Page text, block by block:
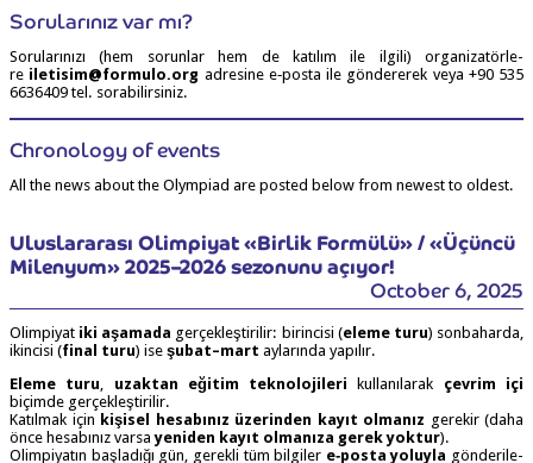
Soru­la­rı­nız var mı?
Soru­la­rı­nı­zı (hem sorun­lar hem de katı­lım ile ilgi­li) orga­ni­za­tör­le­
re iletisim@​formulo.​org adre­si­ne e‑posta ile gön­de­re­rek veya +90 535
6636409 tel. sorabilirsiniz.
Chronology of events
All the news about the Olympiad are posted below from newest to oldest.
Ulus­la­ra­ra­sı Olim­pi­yat «Bir­lik For­mü­lü» / «Üçün­cü
Milen­yum» 2025–2026 sezo­nu­nu açıyor!
October 6, 2025
Olim­pi­yat iki aşa­ma­da ger­çek­leş­ti­ri­lir: birin­ci­si (ele­me turu) son­ba­har­da,
ikin­ci­si (final turu) ise şubat–mart ayla­rın­da yapılır.
Ele­me turu, uzak­tan eği­tim tek­no­lo­ji­le­ri kul­la­nı­la­rak çev­rim içi
biçim­de ger­çek­leş­ti­ri­lir.
Katıl­mak için kişi­sel hesa­bı­nız üze­rin­den kayıt olma­nız gere­kir (daha
önce hesa­bı­nız var­sayeni­den kayıt olma­nı­za gerek yok­tur).
Olim­pi­ya­tın baş­la­dı­ğı gün, gerek­li tüm bil­gi­ler e‑posta yoluy­la gön­de­ri­le­